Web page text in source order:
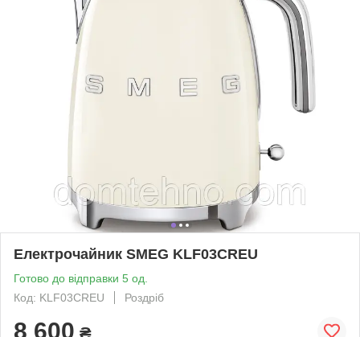
Електрочайник SMEG KLF03CREU
Готово до відправки 5 од.
Код: KLF03CREU
Роздріб
8 600